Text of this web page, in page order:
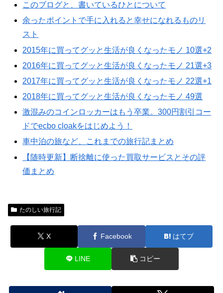
このブログと、書いているひとについて
余ったポイントで手に入れると幸せになれるものリ
スト
2015年に買ってグッと生活が良くなったモノ 10選+2
2016年に買ってグッと生活が良くなったモノ 21選+3
2017年に買ってグッと生活が良くなったモノ 22選+1
2018年に買ってグッと生活が良くなったモノ 49選
激混みのコインロッカーはもう卒業。300円割引コー
ドでecbo cloakをはじめよう！
車中泊の旅など、これまでの旅行記まとめ
【随時更新】断捨離に使った買取サービスとその評
価まとめ
たのしい旅行記
X Facebook はてブ
LINE コピー